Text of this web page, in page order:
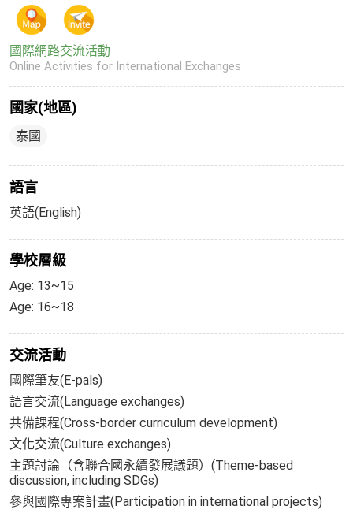
國際網路交流活動
Online Activities for International Exchanges
國家(地區)
泰國
語言
英語(English)
學校層級
Age: 13~15
Age: 16~18
交流活動
國際筆友(E-pals)
語言交流(Language exchanges)
共備課程(Cross-border curriculum development)
文化交流(Culture exchanges)
主題討論（含聯合國永續發展議題）(Theme-based
discussion, including SDGs)
參與國際專案計畫(Participation in international projects)